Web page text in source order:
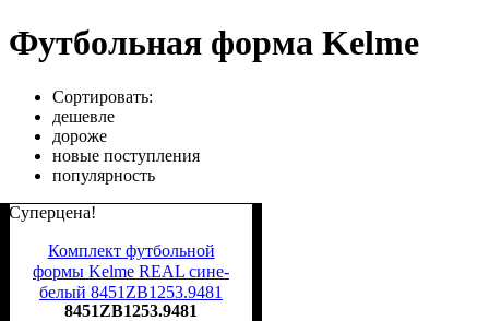
Футбольная форма Kelme
Сортировать:
дешевле
дороже
новые поступления
популярность
Суперцена!
Комплект футбольной
формы Kelme REAL сине-
белый 8451ZB1253.9481
8451ZB1253.9481